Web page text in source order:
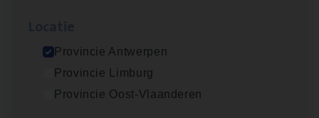
Provincie Antwerpen
Provincie Limburg
Provincie Oost-Vlaanderen
Antwerpen